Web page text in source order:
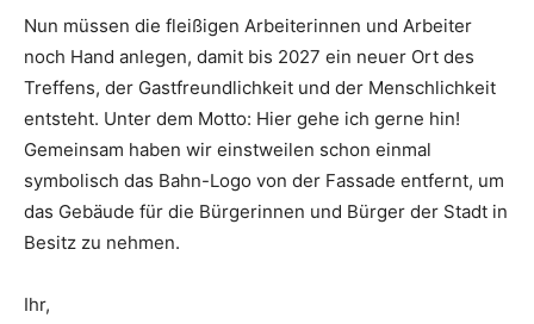
Nun müssen die fleißigen Arbeiterinnen und Arbeiter
noch Hand anlegen, damit bis 2027 ein neuer Ort des
Treffens, der Gastfreundlichkeit und der Menschlichkeit
entsteht. Unter dem Motto: Hier gehe ich gerne hin!
Gemeinsam haben wir einstweilen schon einmal
symbolisch das Bahn-Logo von der Fassade entfernt, um
das Gebäude für die Bürgerinnen und Bürger der Stadt in
Besitz zu nehmen.
Ihr,